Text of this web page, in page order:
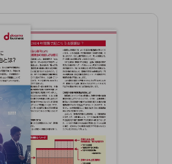
お見積りはこちら